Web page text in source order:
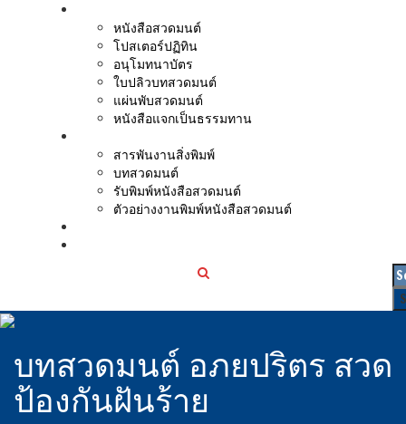
หนังสือสวดมนต์
โปสเตอร์ปฏิทิน
อนุโมทนาบัตร
ใบปลิวบทสวดมนต์
แผ่นพับสวดมนต์
หนังสือแจกเป็นธรรมทาน
สารพันงานสิ่งพิมพ์
บทสวดมนต์
รับพิมพ์หนังสือสวดมนต์
ตัวอย่างงานพิมพ์หนังสือสวดมนต์
บทสวดมนต์ อภยปริตร สวด
ป้องกันฝันร้าย